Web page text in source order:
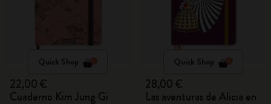
Quick Shop
22,00 €
Cuaderno Kim Jung Gi
Quick Shop
28,00 €
Las aventuras de Alicia en